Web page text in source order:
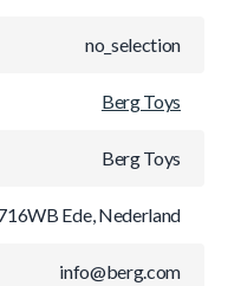
no_selection
Berg Toys
Berg Toys
Ede, Nederland
info@berg.com